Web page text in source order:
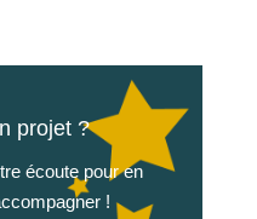
projet ?
écoute pour en
!